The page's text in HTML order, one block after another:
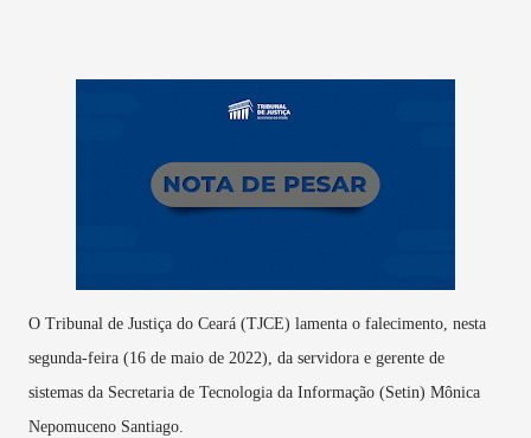
O Tribunal de Justiça do Ceará (TJCE) lamenta o falecimento, nesta
segunda-feira (16 de maio de 2022), da servidora e gerente de
sistemas da Secretaria de Tecnologia da Informação (Setin) Mônica
Nepomuceno Santiago.